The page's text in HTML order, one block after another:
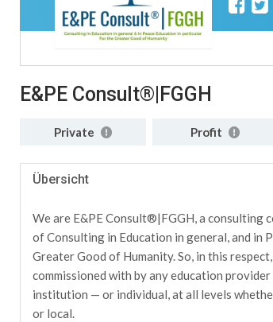
E&PE Consult®|FGGH
Private Profit
Übersicht
We are E&PE Consult®|FGGH, a consulting
of Consulting in Education in general, and in
Greater Good of Humanity. So, in this
commissioned with by any education
institution — or individual, at all levels
or local.